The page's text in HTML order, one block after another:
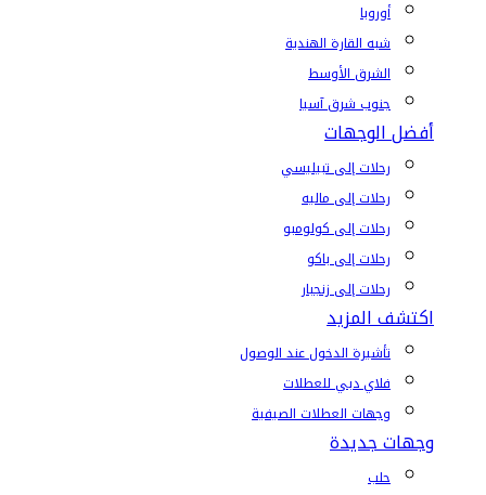
أوروبا
شبه القارة الهندية
الشرق الأوسط
جنوب شرق آسيا
أفضل الوجهات
رحلات إلى تبيليسي
رحلات إلى ماليه
رحلات إلى كولومبو
رحلات إلى باكو
رحلات إلى زنجبار
اكتشف المزيد
تأشيرة الدخول عند الوصول
فلاي دبي للعطلات
وجهات العطلات الصيفية
وجهات جديدة
حلب